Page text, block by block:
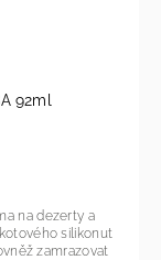
92ml